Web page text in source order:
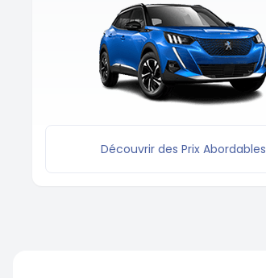
Découvrir des Prix Abordables